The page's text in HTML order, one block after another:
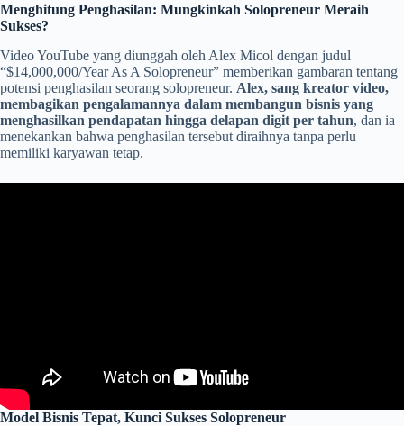
Menghitung Penghasilan: Mungkinkah Solopreneur Meraih
Sukses?
Video YouTube yang diunggah oleh Alex Micol dengan judul
“$14,000,000/Year As A Solopreneur” memberikan gambaran tentang
potensi penghasilan seorang solopreneur. Alex, sang kreator video,
membagikan pengalamannya dalam membangun bisnis yang
menghasilkan pendapatan hingga delapan digit per tahun, dan ia
menekankan bahwa penghasilan tersebut diraihnya tanpa perlu
memiliki karyawan tetap.
Model Bisnis Tepat, Kunci Sukses Solopreneur